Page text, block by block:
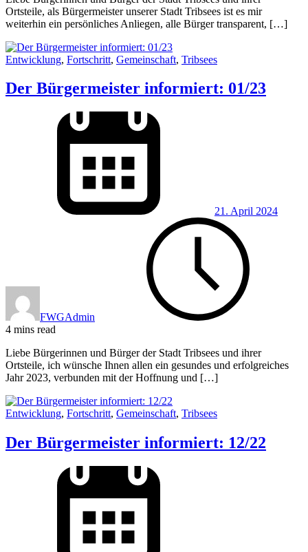
Ortsteile, als Bürgermeister unserer Stadt Tribsees ist es mir
weiterhin ein persönliches Anliegen, alle Bürger transparent, […]
Entwicklung, Fortschritt, Gemeinschaft, Tribsees
Der Bürgermeister informiert: 01/23
21. April 2024
FWGAdmin
4 mins read
Liebe Bürgerinnen und Bürger der Stadt Tribsees und ihrer
Ortsteile, ich wünsche Ihnen allen ein gesundes und erfolgreiches
Jahr 2023, verbunden mit der Hoffnung und […]
Entwicklung, Fortschritt, Gemeinschaft, Tribsees
Der Bürgermeister informiert: 12/22